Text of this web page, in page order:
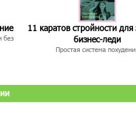
без
11 каратов стройности для
бизнес-леди
Простая система